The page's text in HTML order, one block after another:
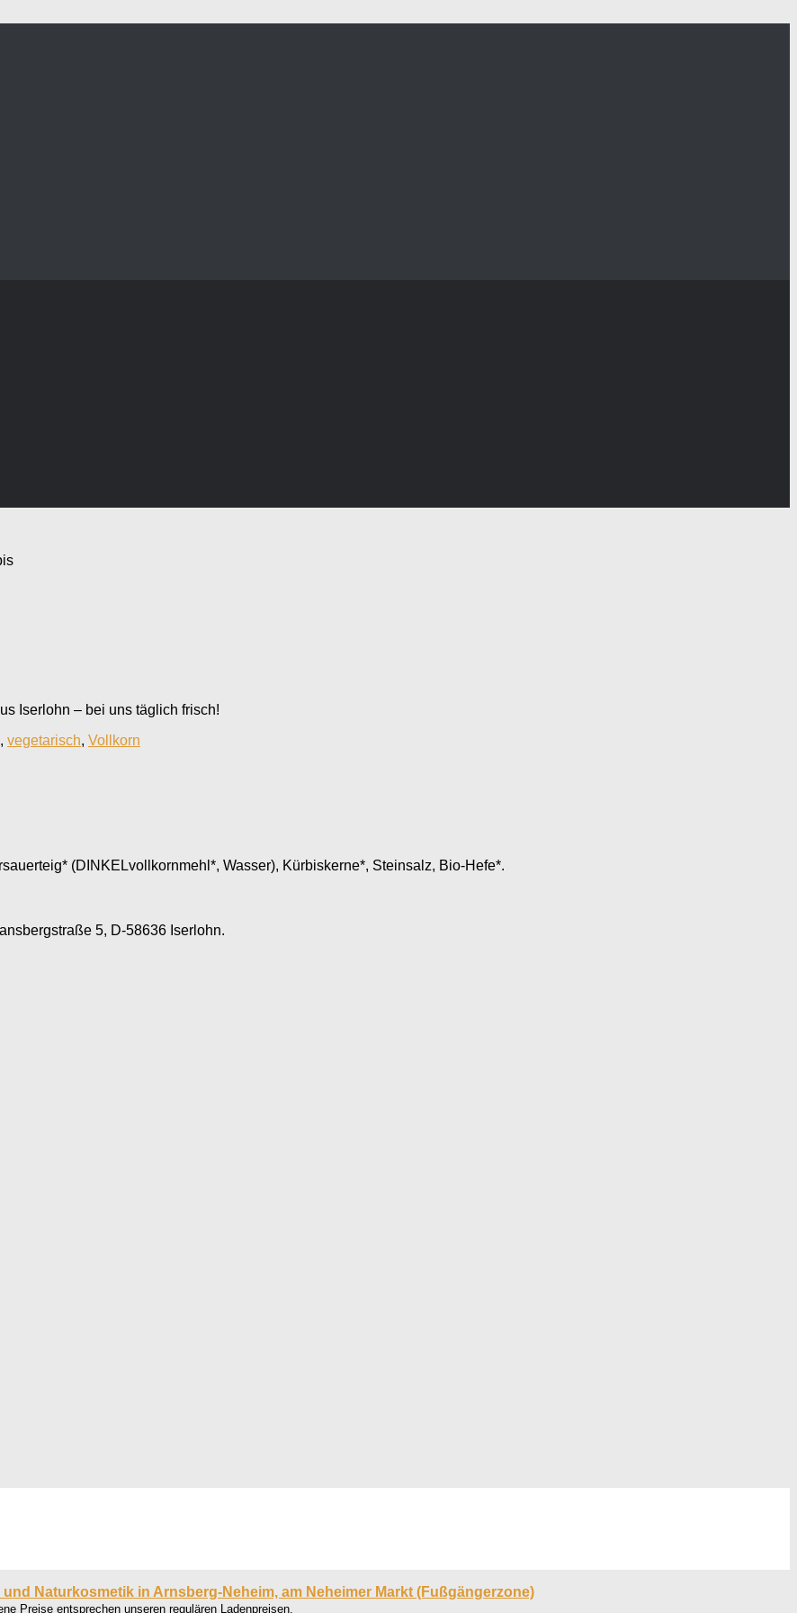
Iserlohn – bei uns täglich frisch!
, vegetarisch, Vollkorn
(DINKELvollkornmehl*, Wasser), Kürbiskerne*, Steinsalz, Bio-Hefe*.
5, D-58636 Iserlohn.
Naturkosmetik in Arnsberg-Neheim, am Neheimer Markt (Fußgängerzone)
Preise entsprechen unseren regulären Ladenpreisen.